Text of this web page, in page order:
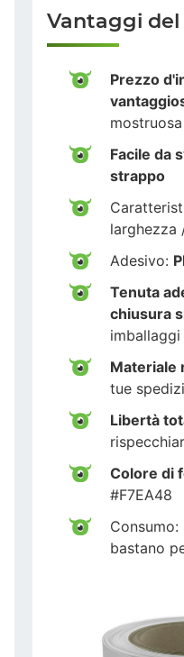
Vantaggi del
Prezzo
mostruosa
Facile da
strappo
larghezza
Adesivo:
Tenuta
chiusura
imballaggi
Materiale
tue
Libertà
Colore di
#F7EA48
Consumo:
bastano